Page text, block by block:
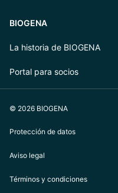
BIOGENA
La historia de BIOGENA
Portal para socios
© 2026 BIOGENA
Protección de datos
Aviso legal
Términos y condiciones